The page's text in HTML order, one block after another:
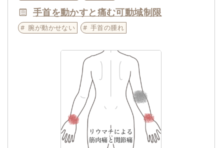
手首を動かすと痛む可動域制限
腕が動かせない 手首の腫れ